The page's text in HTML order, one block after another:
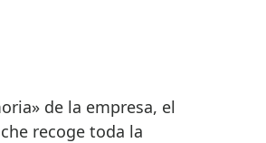
de la empresa, el
recoge toda la